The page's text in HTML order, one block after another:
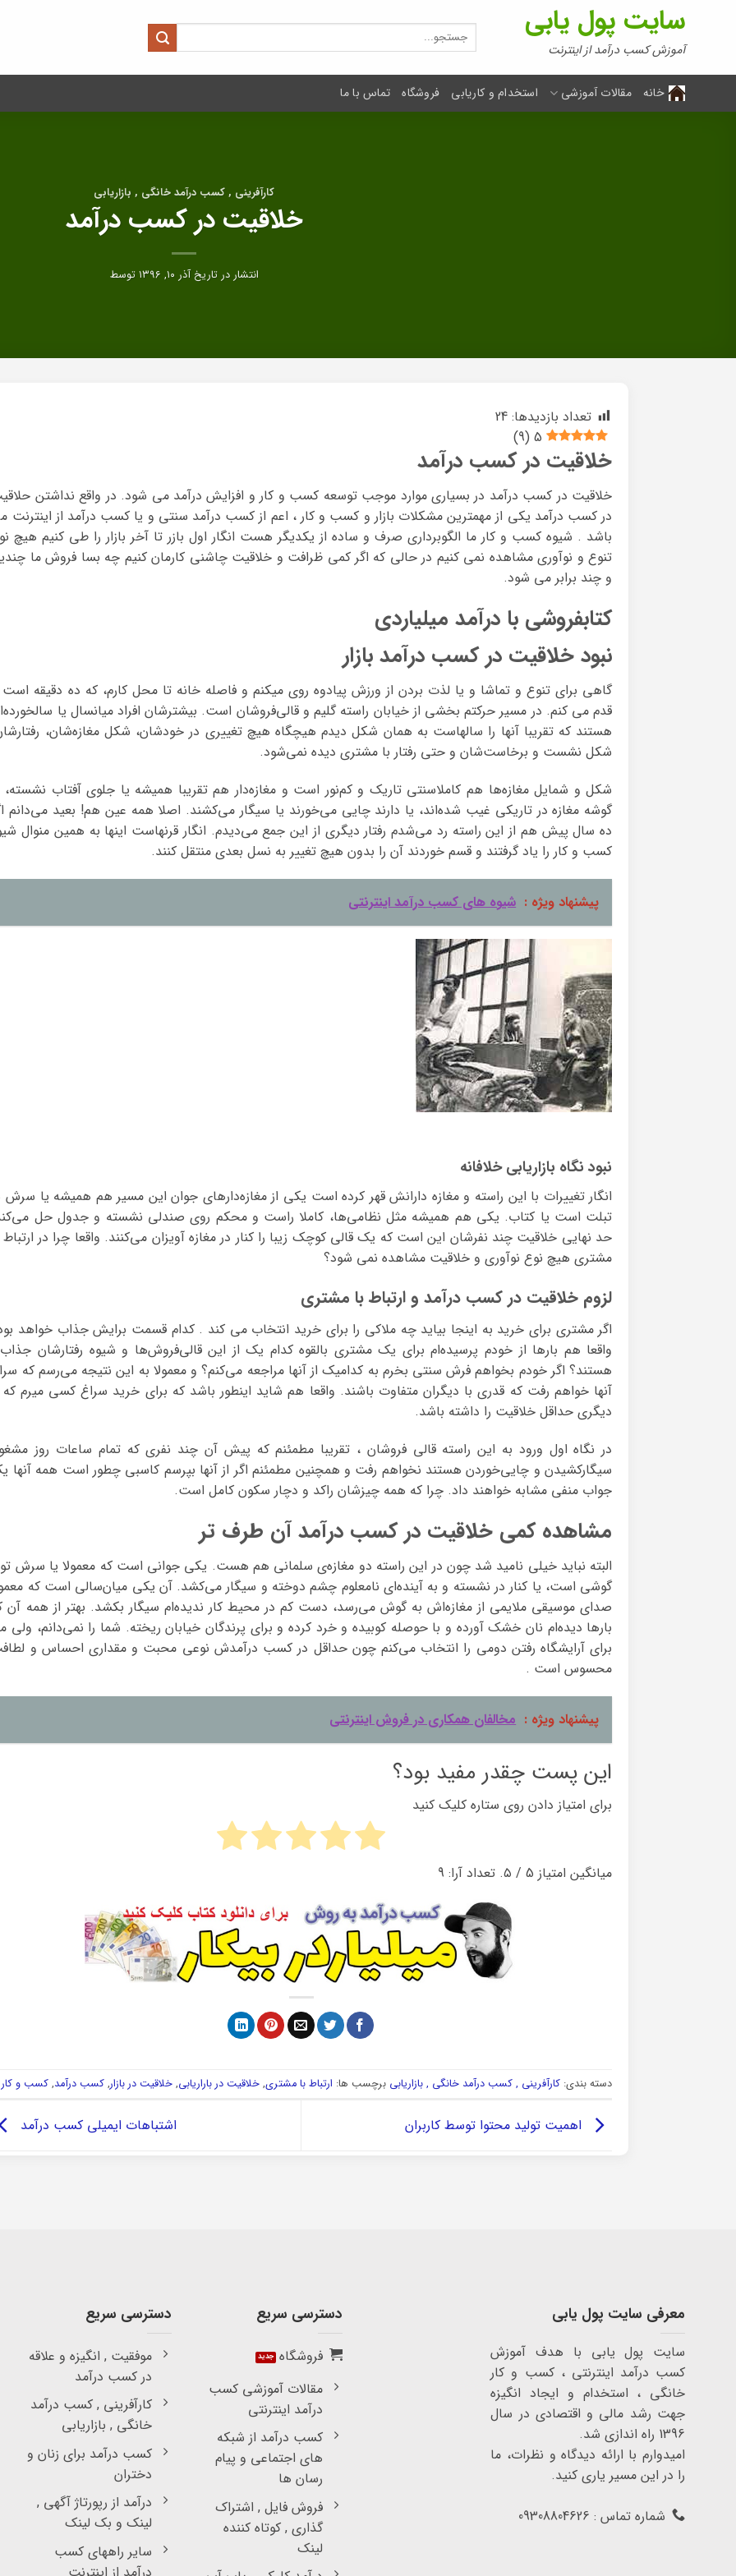
سایت پول یابی
آموزش کسب درآمد از اینترنت
جستجو
برای:
خانه مقالات آموزشی استخدام و کاریابی فروشگاه تماس با ما
کارآفرینی , کسب درآمد خانگی , بازاریابی
خلاقیت در کسب درآمد
انتشار در تاریخآذر ۱۰, ۱۳۹۶ توسط
تعداد بازدیدها: 24
5
(
9
)
خلاقیت در کسب درآمد
خلاقیت در کسب درآمد در بسیاری موارد موجب توسعه کسب و کار و افزایش درآمد می شود. در واقع نداشتن
در کسب درآمد یکی از مهمترین مشکلات بازار و کسب و کار ، اعم از کسب درآمد سنتی و یا کسب درآمد از اینترنت
باشد . شیوه کسب و کار ما الگوبرداری صرف و ساده از یکدیگر هست انگار اول بازر تا آخر بازار را طی کنیم هیچ
تنوع و نوآوری مشاهده نمی کنیم در حالی که اگر کمی ظرافت و خلاقیت چاشنی کارمان کنیم چه بسا فروش ما
و چند برابر می شود.
کتابفروشی با درآمد میلیاردی
نبود خلاقیت در کسب درآمد بازار
گاهی برای تنوع و تماشا و یا لذت بردن از ورزش پیادوه روی میکنم و فاصله‌ خانه تا محل کارم، که ده دقیقه است
قدم می کنم. در مسیر حرکتم بخشی از خیابان راسته‌ گلیم و قالی‌فروشان است. بیشترشان افراد میانسال یا
هستند که تقریبا آنها را سالهاست به همان شکل دیدم هیچگاه هیچ تغییری در خودشان، شکل مغازه‌شان،
شکل نشست و برخاست‌شان و حتی رفتار با مشتری دیده نمی‌شود.
شکل و شمایل مغازه‌ها هم کاملاسنتی تاریک و کم‌نور است و مغازه‌دار هم تقریبا همیشه یا جلوی آفتاب نشسته،
گوشه مغازه در تاریکی غیب شده‌اند، یا دارند چایی می‌خورند یا سیگار می‌کشند. اصلا همه عین هم! بعید می‌دانم
ده سال پیش هم از این راسته رد می‌شدم رفتار دیگری از این جمع می‌دیدم. انگار قرنهاست اینها به همین منوال
کسب و کار را یاد گرفتند و قسم خوردند آن را بدون هیچ تغییر به نسل بعدی منتقل کنند.
پیشنهاد ویژه : شیوه های کسب درآمد اینترنتی
نبود نگاه بازاریابی خلافانه
انگار تغییرات با این راسته و مغازه دارانش قهر کرده است یکی از مغازه‌دارهای جوان این مسیر هم همیشه یا سرش
تبلت است یا کتاب. یکی هم همیشه مثل نظامی‌ها، کاملا راست و محکم روی صندلی نشسته و جدول حل
حد نهایی خلاقیت چند نفرشان این است که یک قالی کوچک زیبا را کنار در مغازه آویزان می‌کنند. واقعا چرا در ارتباط
مشتری هیچ نوع نوآوری و خلاقیت مشاهده نمی شود؟
لزوم خلاقیت در کسب درآمد و ارتباط با مشتری
اگر مشتری برای خرید به اینجا بیاید چه ملاکی را برای خرید انتخاب می کند . کدام قسمت برایش جذاب خواهد
واقعا هم بارها از خودم پرسیده‌ام برای یک مشتری بالقوه کدام یک از این قالی‌فروش‌ها و شیوه رفتارشان
هستند؟ اگر خودم بخواهم فرش سنتی بخرم به کدامیک از آنها مراجعه می‌کنم؟ و معمولا به این نتیجه می‌رسم که
آنها خواهم رفت که قدری با دیگران متفاوت باشند. واقعا هم شاید اینطور باشد که برای خرید سراغ کسی میرم که
دیگری حداقل خلاقیت را داشته باشد.
در نگاه اول ورود به این راسته قالی فروشان ، تقریبا مطمئنم که پیش آن چند نفری که تمام ساعات روز
سیگارکشیدن و چایی‌خوردن هستند نخواهم رفت و همچنین مطمئنم اگر از آنها بپرسم کاسبی چطور است همه آنها
جواب منفی مشابه خواهند داد. چرا که همه چیزشان راکد و دچار سکون کامل است.
مشاهده کمی خلاقیت در کسب درآمد آن طرف تر
البته نباید خیلی نامید شد چون در این راسته دو مغازه‌ی سلمانی هم هست. یکی جوانی است که معمولا یا سرش
گوشی است، یا کنار در نشسته و به آینده‌ای نامعلوم چشم دوخته و سیگار می‌کشد. آن یکی میان‌سالی است که
صدای موسیقی ملایمی از مغازه‌اش به گوش می‌رسد، دست کم در محیط کار ندیده‌ام سیگار بکشد. بهتر از همه آن
بارها دیده‌ام نان خشک آورده و با حوصله کوبیده و خرد کرده و برای پرندگان خیابان ریخته. شما را نمی‌دانم، ولی
برای آرایشگاه رفتن دومی را انتخاب می‌کنم چون حداقل در کسب درآمدش نوعی محبت و مقداری احساس و
محسوس است .
پیشنهاد ویژه : مخالفان همکاری در فروش اینترنتی
این پست چقدر مفید بود؟
برای امتیاز دادن روی ستاره کلیک کنید
میانگین امتیاز 5/ ۵. تعداد آرا: 9
دسته بندی: کارآفرینی , کسب درآمد خانگی , بازاریابی برچسب ها: ارتباط با مشتری, خلاقیت در باراریابی, خلاقیت در بازار, کسب درآمد, کسب و کار
اهمیت تولید محتوا توسط کاربران اشتباهات ایمیلی کسب درآمد
معرفی سایت پول یابی
سایت پول یابی با هدف آموزش
کسب درآمد اینترنتی ، کسب و کار
خانگی ، استخدام و ایجاد انگیزه
جهت رشد مالی و اقتصادی در سال
1396 راه اندازی شد.
امیدوارم با ارائه دیدگاه و نظرات، ما
را در این مسیر یاری کنید.
شماره تماس : 09308804626
دسترسی سریع
فروشگاه
مقالات آموزشی کسب
درآمد اینترنتی
کسب درآمد از شبکه
های اجتماعی و پیام
رسان ها
فروش فایل , اشتراک
گذاری , کوتاه کننده
لینک
دسترسی سریع
موفقیت , انگیزه و علاقه
در کسب درآمد
کارآفرینی , کسب درآمد
خانگی , بازاریابی
کسب درآمد برای زنان و
دختران
درآمد از رپورتاژ آگهی ,
لینک و بک لینک
سایر راههای کسب